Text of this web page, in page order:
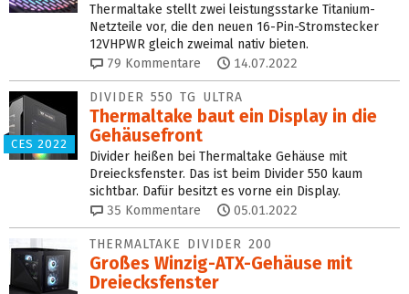
Thermaltake stellt zwei leistungsstarke Titanium-
Netzteile vor, die den neuen 16-Pin-Stromstecker
12VHPWR gleich zweimal nativ bieten.
79 Kommentare 14.07.2022
CES 2022
DIVIDER 550 TG ULTRA
Thermaltake baut ein Display in die
Gehäusefront
Divider heißen bei Thermaltake Gehäuse mit
Dreiecksfenster. Das ist beim Divider 550 kaum
sichtbar. Dafür besitzt es vorne ein Display.
35 Kommentare 05.01.2022
THERMALTAKE DIVIDER 200
Großes Winzig-ATX-Gehäuse mit
Dreiecksfenster